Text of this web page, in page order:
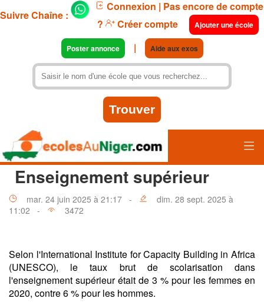
Suivre Chaîne :
Connexion | Pas encore de compte
?
Créer compte Ajouter une école
Poster annonce | Aide aux exos
Enseignement supérieur
mar. 24 juin 2025 à 21:17 -
dim. 28 sept. 2025 à
11:02 -
3472
Selon l'International Institute for Capacity Building in Africa
(UNESCO), le taux brut de scolarisation dans
l'enseignement supérieur était de 3 % pour les femmes en
2020, contre 6 % pour les hommes.